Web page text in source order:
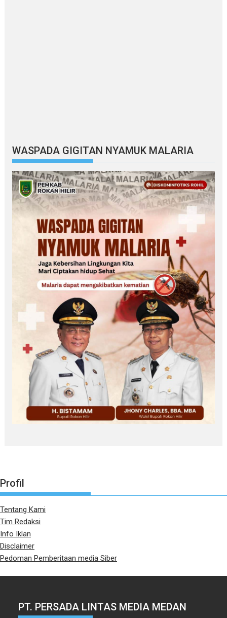
WASPADA GIGITAN NYAMUK MALARIA
Profil
Tentang Kami
Tim Redaksi
Info Iklan
Disclaimer
Pedoman Pemberitaan media Siber
PT. PERSADA LINTAS MEDIA MEDAN